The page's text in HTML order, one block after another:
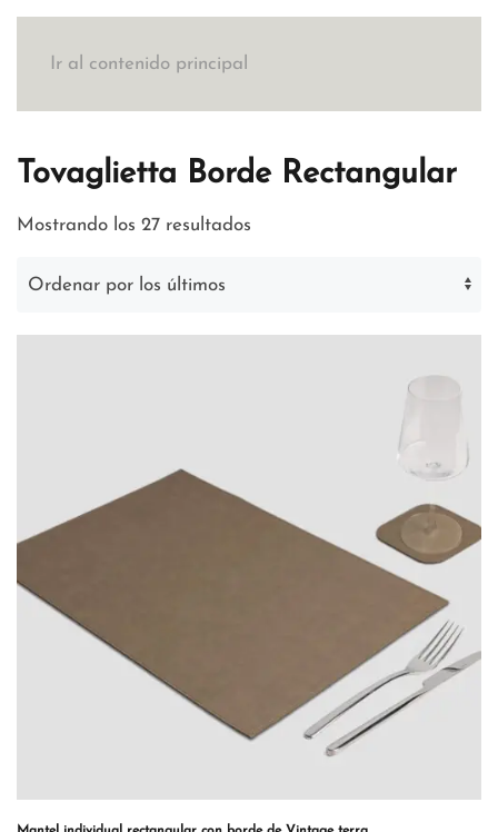
Ir al contenido principal
Tovaglietta Borde Rectangular
Mostrando los 27 resultados